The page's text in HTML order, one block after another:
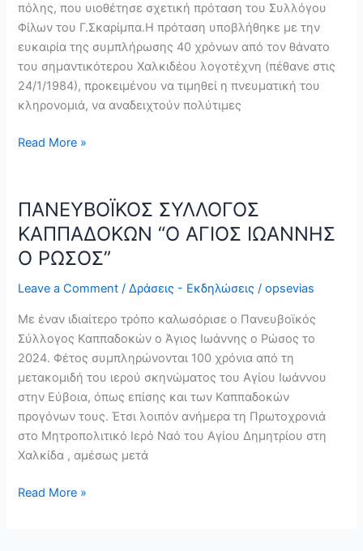
πόλης, που υιοθέτησε σχετική πρόταση του Συλλόγου
Φίλων του Γ.Σκαρίμπα.Η πρόταση υποβλήθηκε με την
ευκαιρία της συμπλήρωσης 40 χρόνων από τον θάνατο
του σημαντικότερου Χαλκιδέου λογοτέχνη (πέθανε στις
24/1/1984), προκειμένου να τιμηθεί η πνευματική του
κληρονομιά, να αναδειχτούν πολύτιμες
Read More »
ΠΑΝΕΥΒΟΪΚΟΣ ΣΥΛΛΟΓΟΣ
ΚΑΠΠΑΔΟΚΩΝ “Ο ΑΓΙΟΣ ΙΩΑΝΝΗΣ
Ο ΡΩΣΟΣ”
Leave a Comment /Δράσεις - Εκδηλώσεις /opsevias
Με έναν ιδιαίτερο τρόπο καλωσόρισε ο Πανευβοϊκός
Σύλλογος Καππαδοκών ο Άγιος Ιωάννης ο Ρώσος το
2024. Φέτος συμπληρώνονται 100 χρόνια από τη
μετακομιδή του ιερού σκηνώματος του Αγίου Ιωάννου
στην Εύβοια, όπως επίσης και των Καππαδοκών
προγόνων τους. Έτσι λοιπόν ανήμερα τη Πρωτοχρονιά
στο Μητροπολιτικό Ιερό Ναό του Αγίου Δημητρίου στη
Χαλκίδα , αμέσως μετά
ΠΑΝΕΥΒΟΪΚΟΣ
ΣΥΛΛΟΓΟΣ
“Ο
ΑΓΙΟΣ
Ο
ΡΩΣΟΣ”
Read More »